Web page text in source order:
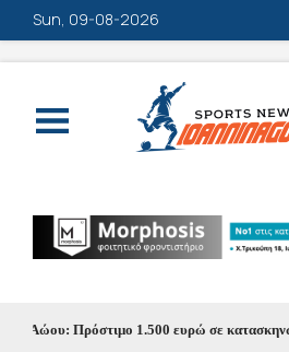
Sun, 09-08-2026
Αώου: Πρόστιμο 1.500 ευρώ σε κατασκηνωτή